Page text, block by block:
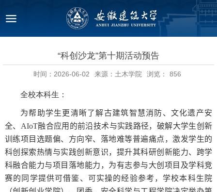
“科创沙龙”第十期活动预告
时间：2026-06-02 来源：土木学院 浏览： 856
全校本科生：
为帮助学生更清晰了解古建筑智慧消防、文化遗产安
全、 AIoT融合应用的前沿技术与实践路径，破解大学生创新
训练项目选题偏、方向窄、落地难等普遍痛点，激发学生的
科创探索热情与实践创新意识，提升其科研创新能力、跨学
科融合能力与项目落地能力，为有志参与大创项目及学科竞
赛的同学提供可借鉴、可实操的经验参考，学校本科生院